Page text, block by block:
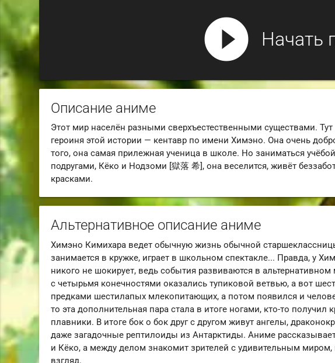
play_circle_filled Начать
Описание аниме
Этот мир населён разными сверхъестественными существами.
героиня этой истории — кентавр по имени Химэно. Она очень
того, она самая прилежная ученица в школе. Но заниматься
подругами, Кёко и Нодзоми [獄落 希], она веселится, живёт
красками.
Альтернативное описание аниме
Химэно Кимихара ведет обычную жизнь обычной
занимается в кружке, играет в школьном спектакле... Правда, у
никого не шокирует, ведь события развиваются в
с четырьмя конечностями оказались тупиковой ветвью, а вот
предками шестилапых млекопитающих, а потом появился и
то эта дополнительная пара стала в итоге ногами, кто-то
плавники. В итоге бок о бок друг с другом живут ангелы,
даже загадочные рептилоиды из Антарктиды. Аниме
и Кёко, а между делом знакомит зрителей с удивительным
взгляд.